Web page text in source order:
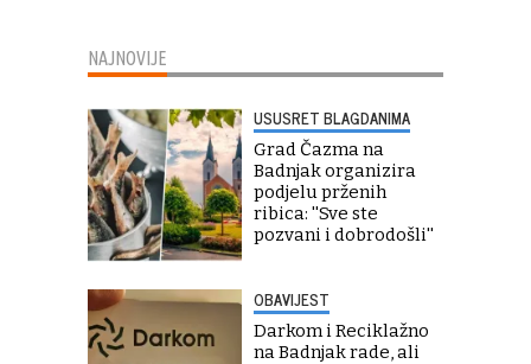
NAJNOVIJE
USUSRET BLAGDANIMA
Grad Čazma na
Badnjak organizira
podjelu prženih
ribica: ''Sve ste
pozvani i dobrodošli''
OBAVIJEST
Darkom i Reciklažno
na Badnjak rade, ali